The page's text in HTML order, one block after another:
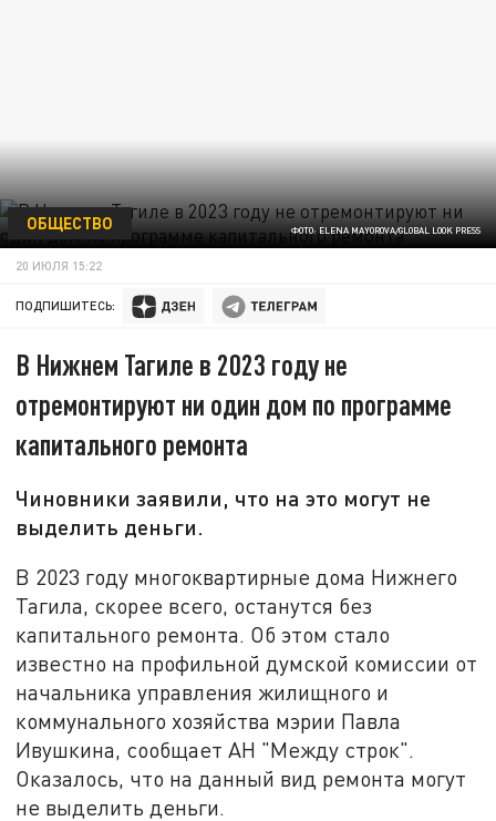
ФОТО: ELENA MAYOROVA/GLOBAL LOOK PRESS
ОБЩЕСТВО
20 ИЮЛЯ 15:22
ПОДПИШИТЕСЬ:
В Нижнем Тагиле в 2023 году не
отремонтируют ни один дом по программе
капитального ремонта
Чиновники заявили, что на это могут не
выделить деньги.
В 2023 году многоквартирные дома Нижнего
Тагила, скорее всего, останутся без
капитального ремонта. Об этом стало
известно на профильной думской комиссии от
начальника управления жилищного и
коммунального хозяйства мэрии Павла
Ивушкина, сообщает АН "Между строк".
Оказалось, что на данный вид ремонта могут
не выделить деньги.